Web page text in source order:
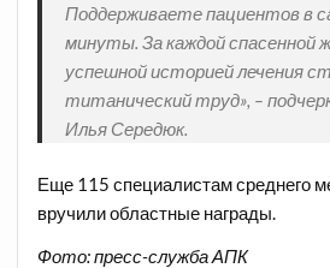
Поддерживаете пациентов в
минуты. За каждой спасенной
успешной историей лечения
титанический труд», –
Илья Середюк.
Еще 115 специалистам среднего
вручили областные награды.
Фото: пресс-служба АПК